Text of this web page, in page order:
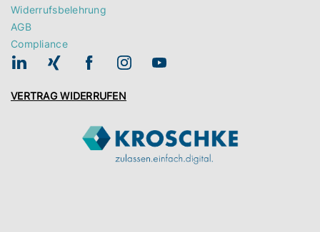
Widerrufsbelehrung
AGB
Compliance
VERTRAG WIDERRUFEN